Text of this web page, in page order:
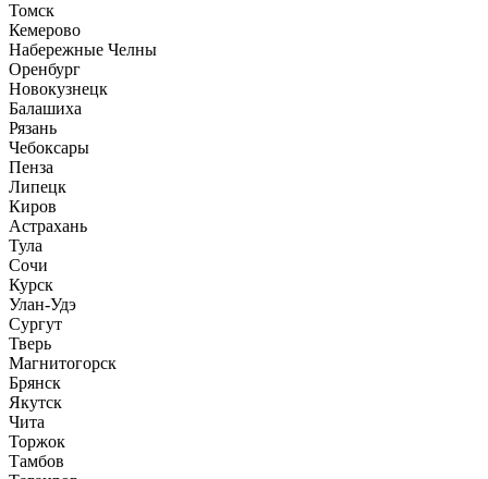
Томск
Кемерово
Набережные Челны
Оренбург
Новокузнецк
Балашиха
Рязань
Чебоксары
Пенза
Липецк
Киров
Астрахань
Тула
Сочи
Курск
Улан-Удэ
Сургут
Тверь
Магнитогорск
Брянск
Якутск
Чита
Торжок
Тамбов